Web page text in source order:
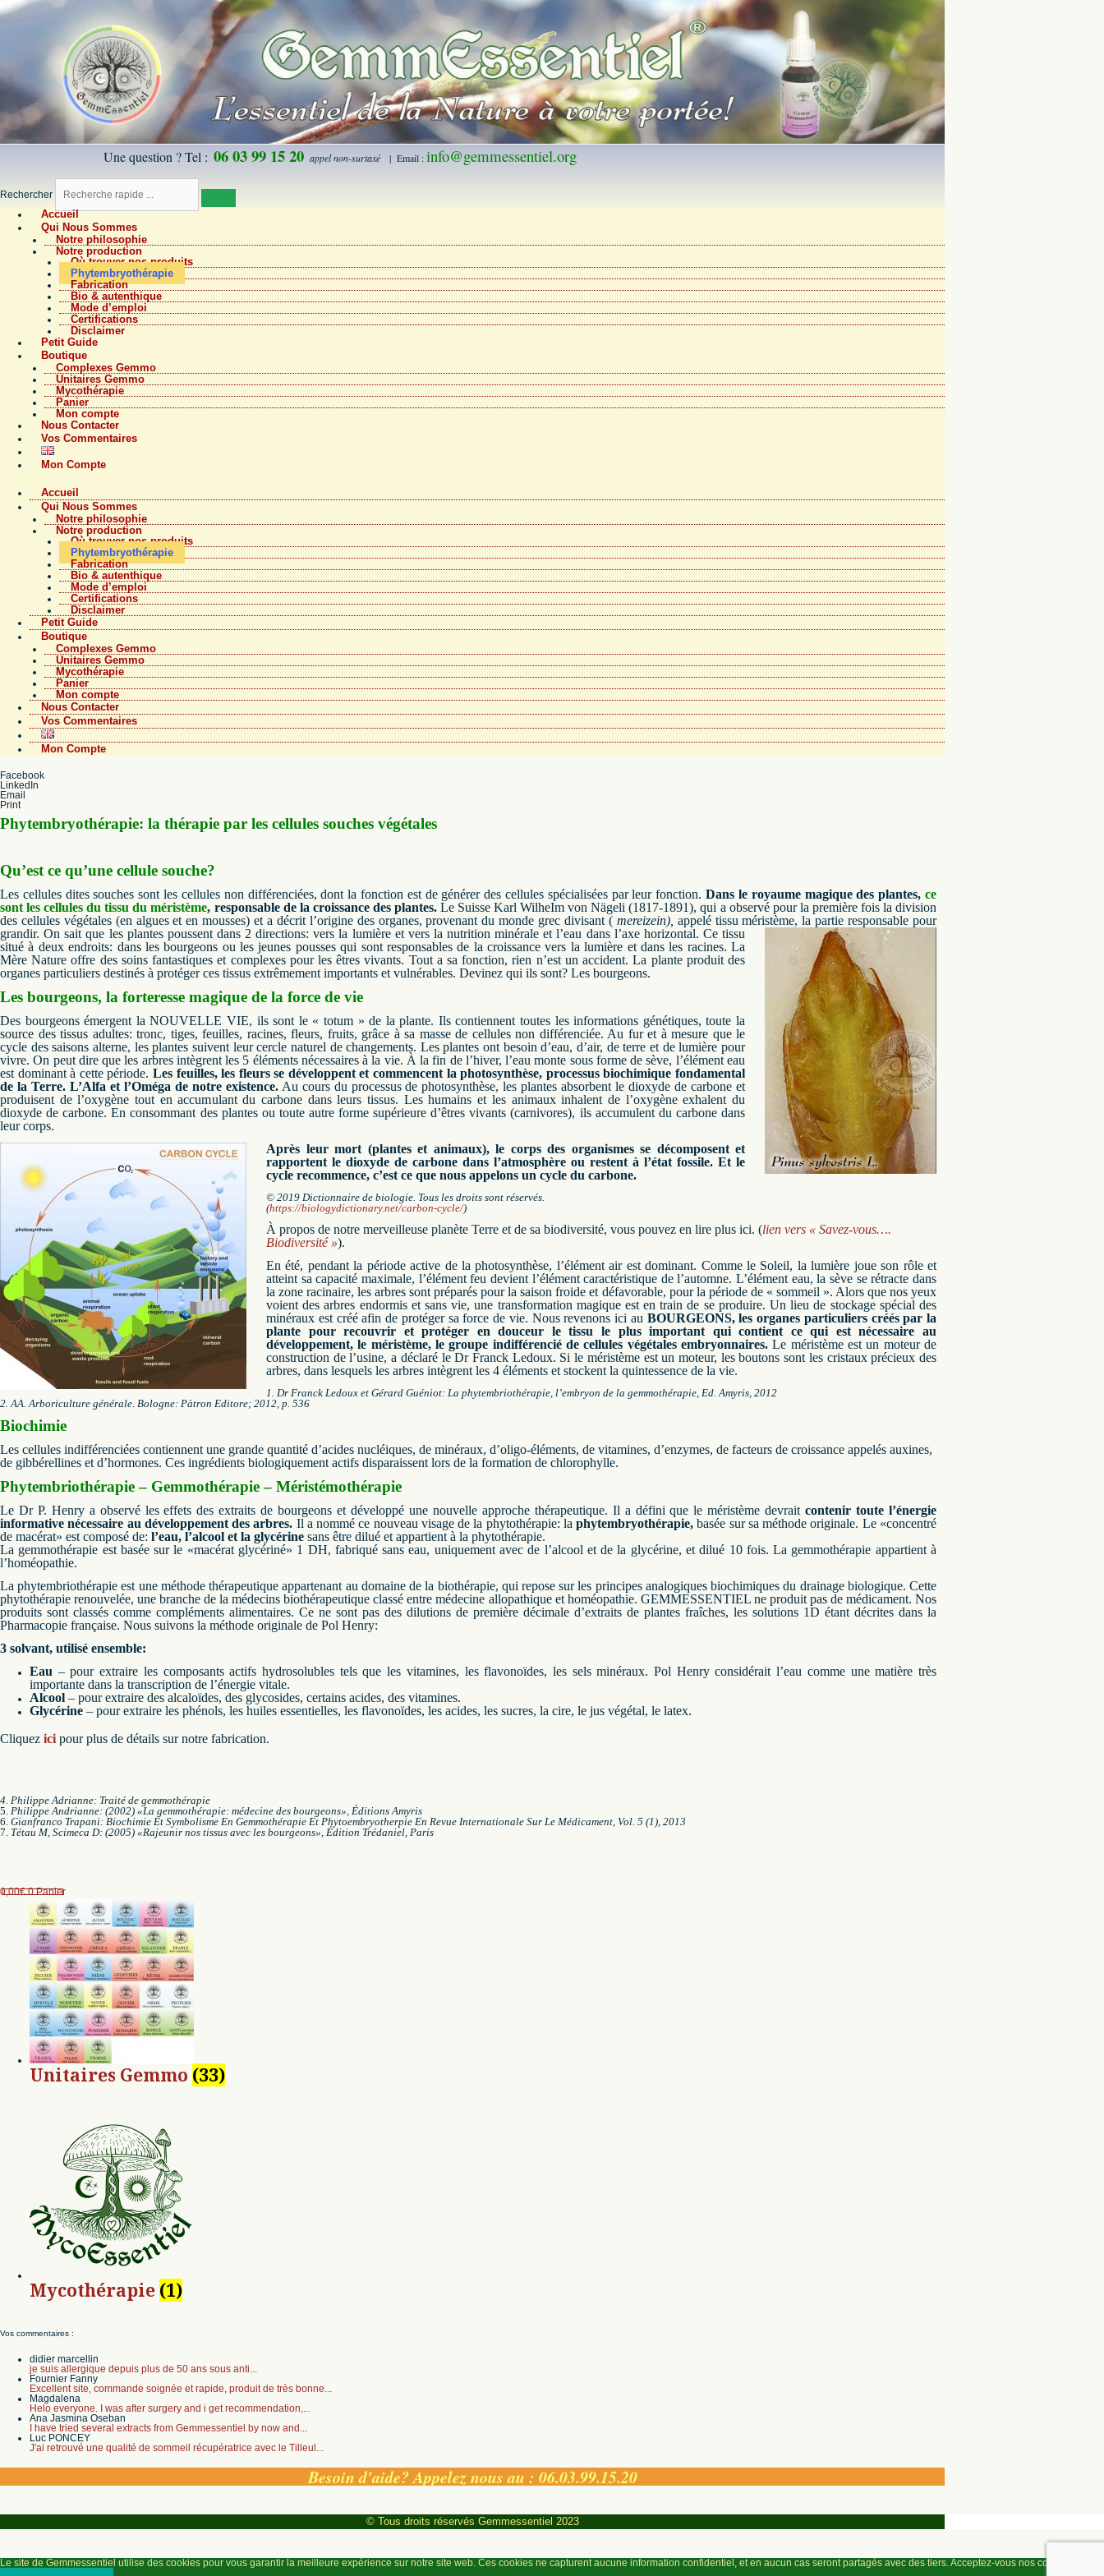
Une question ? Tel : 06 03 99 15 20 appel non-surtaxé | Email :info@gemmessentiel.org
Rechercher
Accueil
Qui Nous Sommes
Notre philosophie
Notre production
Où trouver nos produits
Phytembryothérapie
Fabrication
Bio & autenthique
Mode d’emploi
Certifications
Disclaimer
Petit Guide
Boutique
Complexes Gemmo
Unitaires Gemmo
Mycothérapie
Panier
Mon compte
Nous Contacter
Vos Commentaires
Mon Compte
Accueil
Qui Nous Sommes
Notre philosophie
Notre production
Où trouver nos produits
Phytembryothérapie
Fabrication
Bio & autenthique
Mode d’emploi
Certifications
Disclaimer
Petit Guide
Boutique
Complexes Gemmo
Unitaires Gemmo
Mycothérapie
Panier
Mon compte
Nous Contacter
Vos Commentaires
Mon Compte
Facebook
LinkedIn
Email
Print
Phytembryothérapie: la thérapie par les cellules souches végétales
Qu’est ce qu’une cellule souche?
Les cellules dites souches sont les cellules non différenciées, dont la fonction est de générer des cellules spécialisées par leur fonction. Dans le royaume magique des plantes,ce
sont les cellules du tissu du méristème, responsable de la croissance des plantes. Le Suisse Karl WilheIm von Nägeli (1817-1891), qui a observé pour la première fois la division
des cellules végétales (en algues et en mousses) et a décrit l’origine des organes, provenant du monde grec divisant ( mereizein), appelé tissu méristème, la partie responsable pour
grandir. On sait que les plantes poussent dans 2 directions: vers la lumière et vers la nutrition minérale et l’eau dans l’axe horizontal. Ce tissu
situé à deux endroits: dans les bourgeons ou les jeunes pousses qui sont responsables de la croissance vers la lumière et dans les racines. La
Mère Nature offre des soins fantastiques et complexes pour les êtres vivants. Tout a sa fonction, rien n’est un accident. La plante produit des
organes particuliers destinés à protéger ces tissus extrêmement importants et vulnérables. Devinez qui ils sont? Les bourgeons.
Les bourgeons, la forteresse magique de la force de vie
Des bourgeons émergent la NOUVELLE VIE, ils sont le « totum » de la plante. Ils contiennent toutes les informations génétiques, toute la
source des tissus adultes: tronc, tiges, feuilles, racines, fleurs, fruits, grâce à sa masse de cellules non différenciée. Au fur et à mesure que le
cycle des saisons alterne, les plantes suivent leur cercle naturel de changements. Les plantes ont besoin d’eau, d’air, de terre et de lumière pour
vivre. On peut dire que les arbres intègrent les 5 éléments nécessaires à la vie. À la fin de l’hiver, l’eau monte sous forme de sève, l’élément eau
est dominant à cette période. Les feuilles, les fleurs se développent et commencent la photosynthèse, processus biochimique fondamental
de la Terre. L’Alfa et l’Oméga de notre existence. Au cours du processus de photosynthèse, les plantes absorbent le dioxyde de carbone et
produisent de l’oxygène tout en accumulant du carbone dans leurs tissus. Les humains et les animaux inhalent de l’oxygène exhalent du
dioxyde de carbone. En consommant des plantes ou toute autre forme supérieure d’êtres vivants (carnivores), ils accumulent du carbone dans
leur corps.
Après leur mort (plantes et animaux), le corps des organismes se décomposent et
rapportent le dioxyde de carbone dans l’atmosphère ou restent à l’état fossile. Et le
cycle recommence, c’est ce que nous appelons un cycle du carbone.
© 2019 Dictionnaire de biologie. Tous les droits sont réservés.
(https://biologydictionary.net/carbon-cycle/)
À propos de notre merveilleuse planète Terre et de sa biodiversité, vous pouvez en lire plus ici. (lien vers « Savez-vous….
Biodiversité »).
En été, pendant la période active de la photosynthèse, l’élément air est dominant. Comme le Soleil, la lumière joue son rôle et
atteint sa capacité maximale, l’élément feu devient l’élément caractéristique de l’automne. L’élément eau, la sève se rétracte dans
la zone racinaire, les arbres sont préparés pour la saison froide et défavorable, pour la période de « sommeil ». Alors que nos yeux
voient des arbres endormis et sans vie, une transformation magique est en train de se produire. Un lieu de stockage spécial des
minéraux est créé afin de protéger sa force de vie. Nous revenons ici au BOURGEONS, les organes particuliers créés par la
plante pour recouvrir et protéger en douceur le tissu le plus important qui contient ce qui est nécessaire au
développement, le méristème, le groupe indifférencié de cellules végétales embryonnaires. Le méristème est un moteur de
construction de l’usine, a déclaré le Dr Franck Ledoux. Si le méristème est un moteur, les boutons sont les cristaux précieux des
arbres, dans lesquels les arbres intègrent les 4 éléments et stockent la quintessence de la vie.
1. Dr Franck Ledoux et Gérard Guéniot: La phytembriothérapie, l’embryon de la gemmothérapie, Ed. Amyris, 2012
2. AA. Arboriculture générale. Bologne: Pàtron Editore; 2012, p. 536
Biochimie
Les cellules indifférenciées contiennent une grande quantité d’acides nucléiques, de minéraux, d’oligo-éléments, de vitamines, d’enzymes, de facteurs de croissance appelés auxines,
de gibbérellines et d’hormones. Ces ingrédients biologiquement actifs disparaissent lors de la formation de chlorophylle.
Phytembriothérapie – Gemmothérapie – Méristémothérapie
Le Dr P. Henry a observé les effets des extraits de bourgeons et développé une nouvelle approche thérapeutique. Il a défini que le méristème devraitcontenir toute l’énergie
informative nécessaire au développement des arbres. Il a nommé ce nouveau visage de la phytothérapie: laphytembryothérapie, basée sur sa méthode originale. Le «concentré
de macérat» est composé de: l’eau, l’alcool et la glycérine sans être dilué et appartient à la phytothérapie.
La gemmothérapie est basée sur le «macérat glycériné» 1 DH, fabriqué sans eau, uniquement avec de l’alcool et de la glycérine, et dilué 10 fois. La gemmothérapie appartient à
l’homéopathie.
La phytembriothérapie est une méthode thérapeutique appartenant au domaine de la biothérapie, qui repose sur les principes analogiques biochimiques du drainage biologique. Cette
phytothérapie renouvelée, une branche de la médecins biothérapeutique classé entre médecine allopathique et homéopathie. GEMMESSENTIEL ne produit pas de médicament. Nos
produits sont classés comme compléments alimentaires. Ce ne sont pas des dilutions de première décimale d’extraits de plantes fraîches, les solutions 1D étant décrites dans la
Pharmacopie française. Nous suivons la méthode originale de Pol Henry:
3 solvant, utilisé ensemble:
Eau – pour extraire les composants actifs hydrosolubles tels que les vitamines, les flavonoïdes, les sels minéraux. Pol Henry considérait l’eau comme une matière très
importante dans la transcription de l’énergie vitale.
Alcool – pour extraire des alcaloïdes, des glycosides, certains acides, des vitamines.
Glycérine – pour extraire les phénols, les huiles essentielles, les flavonoïdes, les acides, les sucres, la cire, le jus végétal, le latex.
Cliquez ici pour plus de détails sur notre fabrication.
4. Philippe Adrianne: Traité de gemmothérapie
5. Philippe Andrianne: (2002) «La gemmothérapie: médecine des bourgeons», Éditions Amyris
6. Gianfranco Trapani: Biochimie Et Symbolisme En Gemmothérapie Et Phytoembryotherpie En Revue Internationale Sur Le Médicament, Vol. 5 (1), 2013
7. Tétau M, Scimeca D: (2005) «Rajeunir nos tissus avec les bourgeons», Édition Trédaniel, Paris
0,00€ 0 Panier
Unitaires Gemmo (33)
Mycothérapie (1)
Vos commentaires :
didier marcellin
je suis allergique depuis plus de 50 ans sous anti...
Fournier Fanny
Excellent site, commande soignée et rapide, produit de très bonne...
Magdalena
Helo everyone. I was after surgery and i get recommendation,...
Ana Jasmina Oseban
I have tried several extracts from Gemmessentiel by now and...
Luc PONCEY
J'ai retrouvé une qualité de sommeil récupératrice avec le Tilleul...
Besoin d'aide? Appelez nous au : 06.03.99.15.20
© Tous droits réservés Gemmessentiel 2023
Le site de Gemmessentiel utilise des cookies pour vous garantir la meilleure expérience sur notre site web. Ces cookies ne capturent aucune information confidentiel, et en aucun cas seront partagés avec des tiers. Acceptez-vous nos cookies?